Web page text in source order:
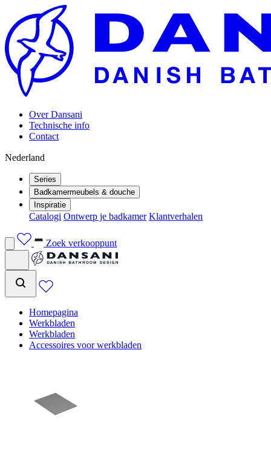
Over Dansani
Technische info
Contact
Nederland
Series
Badkamermeubels & douche
Inspiratie
Catalogi Ontwerp je badkamer Klantverhalen
Zoek verkooppunt
Homepagina
Werkbladen
Werkbladen
Accessoires voor werkbladen